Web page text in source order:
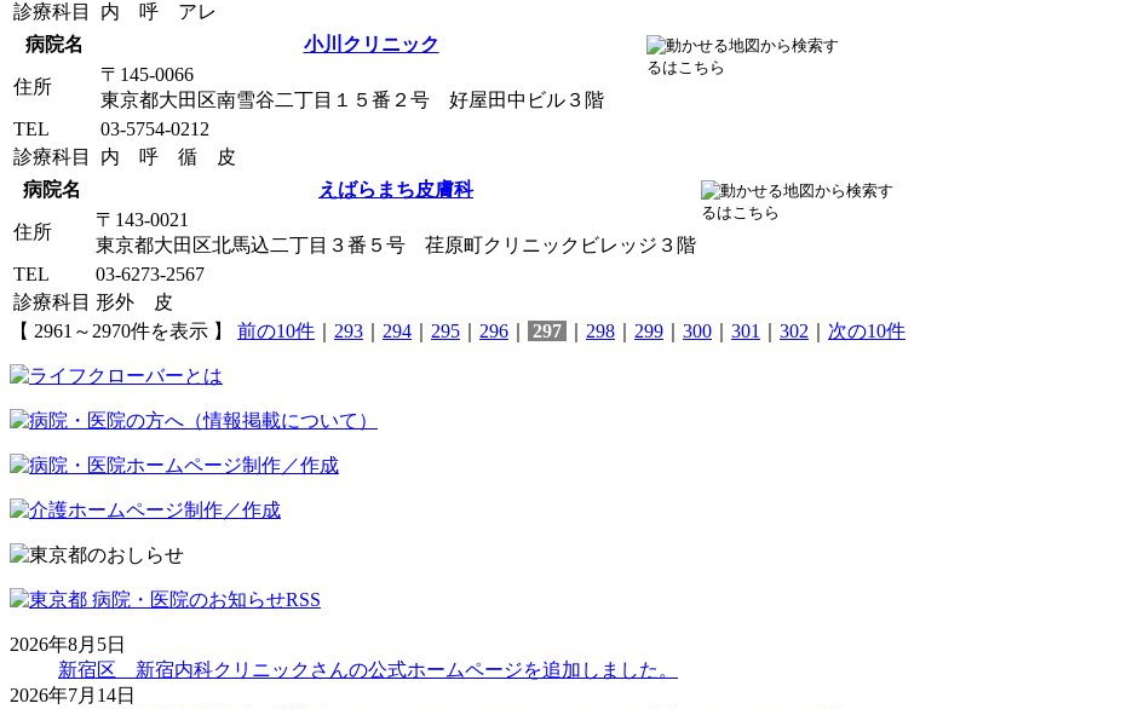
診療科目
内 呼 アレ
病院名
小川クリニック
住所
〒145-0066
東京都大田区南雪谷二丁目１５番２号 好屋田中ビル３階
TEL
03-5754-0212
診療科目
内 呼 循 皮
病院名
えばらまち皮膚科
住所
〒143-0021
東京都大田区北馬込二丁目３番５号 荏原町クリニックビレッジ３階
TEL
03-6273-2567
診療科目 形外 皮
【 2961～2970件を表示 】 前の10件 293 294 295 296 297 298 299 300 301 302 次の10件
2026年8月5日
新宿区 新宿内科クリニックさんの公式ホームページを追加しました。
2026年7月14日